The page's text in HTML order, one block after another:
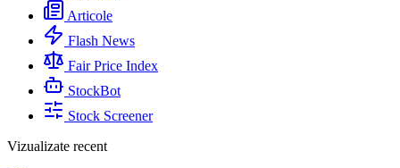
Articole
Flash News
Fair Price Index
StockBot
Stock Screener
Vizualizate recent